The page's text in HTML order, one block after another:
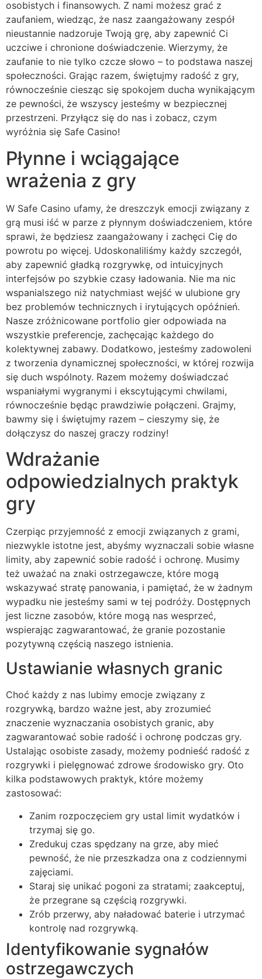
osobistych i finansowych. Z nami możesz grać z
zaufaniem, wiedząc, że nasz zaangażowany zespół
nieustannie nadzoruje Twoją grę, aby zapewnić Ci
uczciwe i chronione doświadczenie. Wierzymy, że
zaufanie to nie tylko czcze słowo – to podstawa naszej
społeczności. Grając razem, świętujmy radość z gry,
równocześnie ciesząc się spokojem ducha wynikającym
ze pewności, że wszyscy jesteśmy w bezpiecznej
przestrzeni. Przyłącz się do nas i zobacz, czym
wyróżnia się Safe Casino!
Płynne i wciągające
wrażenia z gry
W Safe Casino ufamy, że dreszczyk emocji związany z
grą musi iść w parze z płynnym doświadczeniem, które
sprawi, że będziesz zaangażowany i zachęci Cię do
powrotu po więcej. Udoskonaliliśmy każdy szczegół,
aby zapewnić gładką rozgrywkę, od intuicyjnych
interfejsów po szybkie czasy ładowania. Nie ma nic
wspanialszego niż natychmiast wejść w ulubione gry
bez problemów technicznych i irytujących opóźnień.
Nasze zróżnicowane portfolio gier odpowiada na
wszystkie preferencje, zachęcając każdego do
kolektywnej zabawy. Dodatkowo, jesteśmy zadowoleni
z tworzenia dynamicznej społeczności, w której rozwija
się duch wspólnoty. Razem możemy doświadczać
wspaniałymi wygranymi i ekscytującymi chwilami,
równocześnie będąc prawdziwie połączeni. Grajmy,
bawmy się i świętujmy razem – cieszymy się, że
dołączysz do naszej graczy rodziny!
Wdrażanie
odpowiedzialnych praktyk
gry
Czerpiąc przyjemność z emocji związanych z grami,
niezwykle istotne jest, abyśmy wyznaczali sobie własne
limity, aby zapewnić sobie radość i ochronę. Musimy
też uważać na znaki ostrzegawcze, które mogą
wskazywać stratę panowania, i pamiętać, że w żadnym
wypadku nie jesteśmy sami w tej podróży. Dostępnych
jest liczne zasobów, które mogą nas wesprzeć,
wspierając zagwarantować, że granie pozostanie
pozytywną częścią naszego istnienia.
Ustawianie własnych granic
Choć każdy z nas lubimy emocje związany z
rozgrywką, bardzo ważne jest, aby zrozumieć
znaczenie wyznaczania osobistych granic, aby
zagwarantować sobie radość i ochronę podczas gry.
Ustalając osobiste zasady, możemy podnieść radość z
rozgrywki i pielęgnować zdrowe środowisko gry. Oto
kilka podstawowych praktyk, które możemy
zastosować:
Zanim rozpoczęciem gry ustal limit wydatków i
trzymaj się go.
Zredukuj czas spędzany na grze, aby mieć
pewność, że nie przeszkadza ona z codziennymi
zajęciami.
Staraj się unikać pogoni za stratami; zaakceptuj,
że przegrane są częścią rozgrywki.
Zrób przerwy, aby naładować baterie i utrzymać
kontrolę nad rozgrywką.
Identyfikowanie sygnałów
ostrzegawczych